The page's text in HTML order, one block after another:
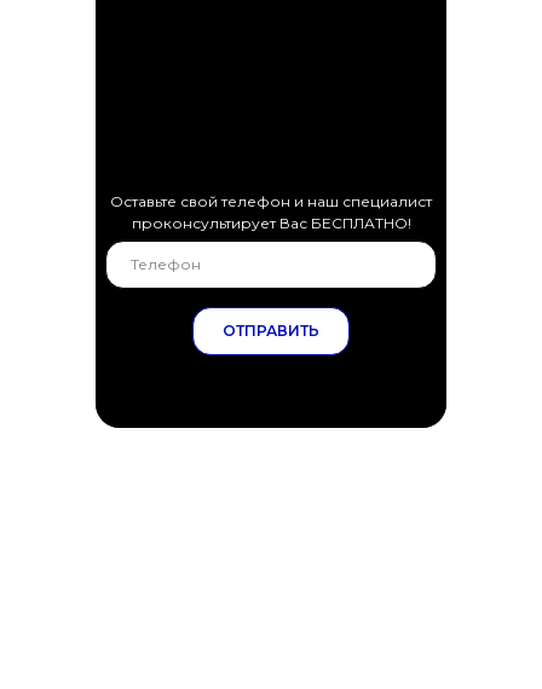
ОТПРАВИТЬ
Оставьте свой телефон и наш специалист
проконсультирует Вас БЕСПЛАТНО!